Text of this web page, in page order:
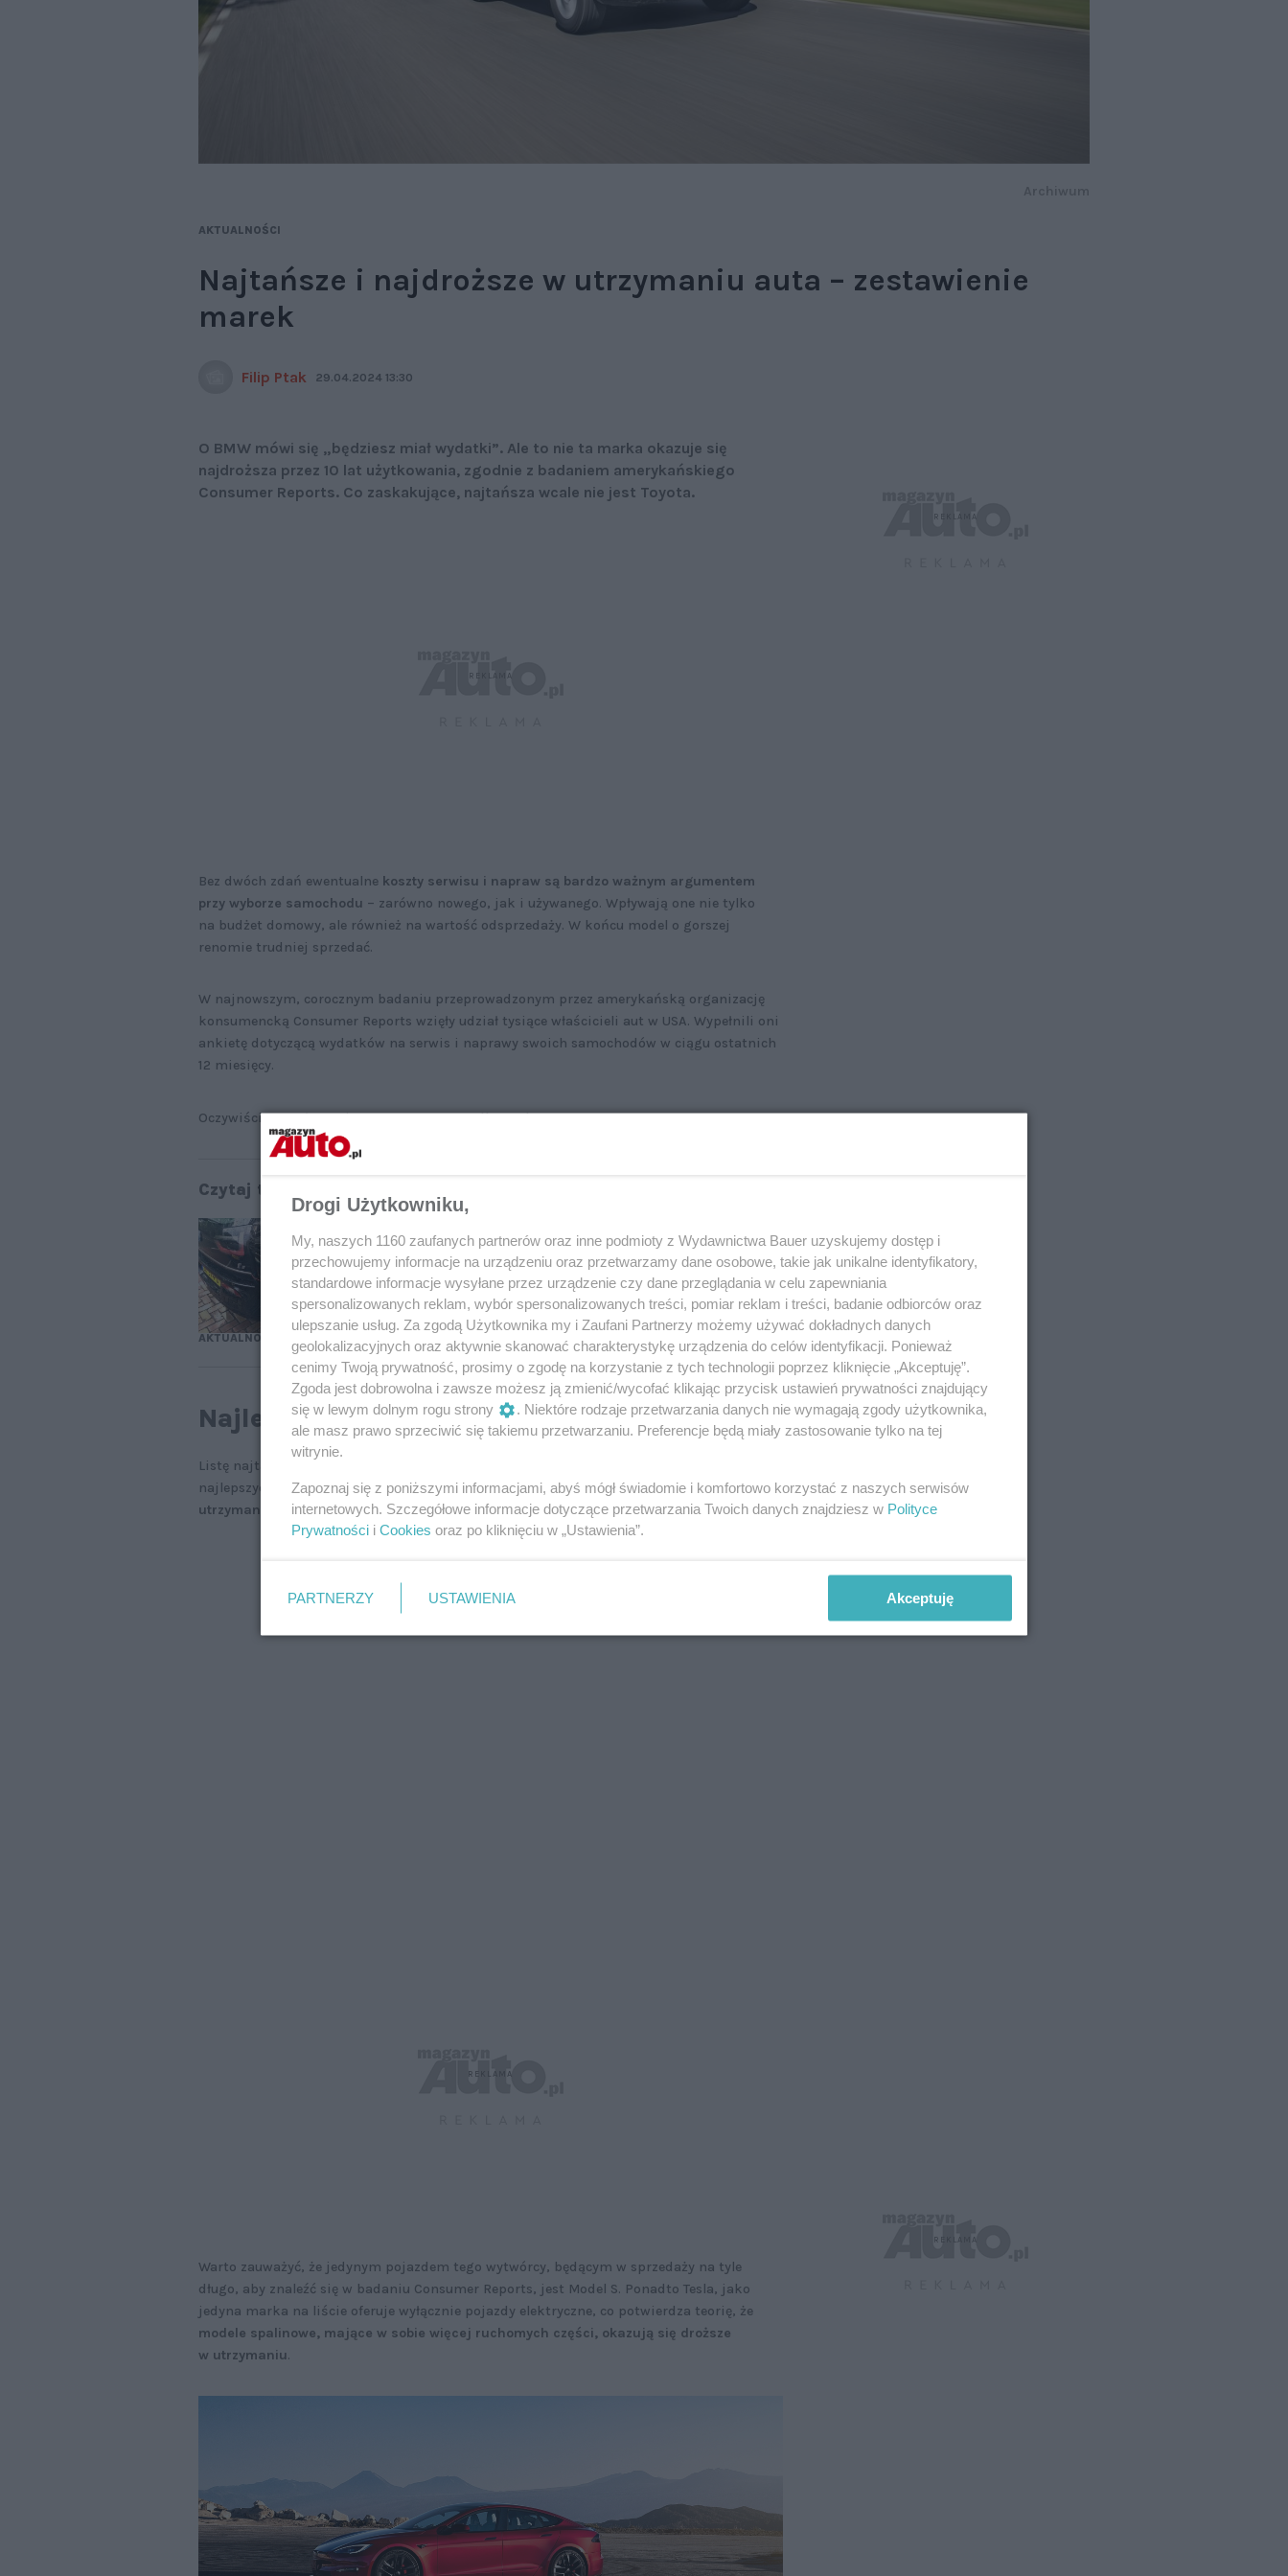
AKTUALNOŚCI
Najtańsze i najdroższe w utrzymaniu auta – zestawienie
marek
Filip Ptak 29.04.2024 13:30
O BMW mówi się „będziesz miał wydatki”. Ale to nie ta marka okazuje się
najdroższa przez 10 lat użytkowania, zgodnie z badaniem amerykańskiego
Consumer Reports. Co zaskakujące, najtańsza wcale nie jest Toyota.
Bez dwóch zdań ewentualne koszty serwisu i napraw są bardzo ważnym argumentem
przy wyborze samochodu – zarówno nowego, jak i używanego. Wpływają one nie tylko
na budżet domowy, ale również na wartość odsprzedaży. W końcu model o gorszej
renomie trudniej sprzedać.
W najnowszym, corocznym badaniu przeprowadzonym przez amerykańską organizację
konsumencką Consumer Reports wzięły udział tysiące właścicieli aut w USA. Wypełnili oni
ankietę dotyczącą wydatków na serwis i naprawy swoich samochodów w ciągu ostatnich
12 miesięcy.
Oczywiście, z wyłączeniem napraw powypadkowych.
Czytaj także:
AKTUALNOŚCI
Uszkodzone auta elektryczne zamiast
do warsztatów nadal często trafiają na złom
Najlepsza Tesla
Listę najtańszych marek zdominowali producenci amerykańscy, zajmując 4 z 5
najlepszych lokat.Bezkonkurencyjna okazała się Tesla, w przypadku której średni koszt
utrzymania w ciągu 10 lat eksploatacji wynosi 4035 dolarów (ok. 16 200 zł).
Warto zauważyć, że jedynym pojazdem tego wytwórcy, będącym w sprzedaży na tyle
długo, aby znaleźć się w badaniu Consumer Reports, jest Model S. Ponadto Tesla, jako
jedyna marka na liście oferuje wyłącznie pojazdy elektryczne, co potwierdza teorię, że
modele spalinowe, mające w sobie więcej ruchomych części, okazują się droższe
w utrzymaniu.
Drogi Użytkowniku,
My, naszych 1160 zaufanych partnerów oraz inne podmioty z Wydawnictwa Bauer uzyskujemy dostęp i
przechowujemy informacje na urządzeniu oraz przetwarzamy dane osobowe, takie jak unikalne identyfikatory,
standardowe informacje wysyłane przez urządzenie czy dane przeglądania w celu zapewniania
spersonalizowanych reklam, wybór spersonalizowanych treści, pomiar reklam i treści, badanie odbiorców oraz
ulepszanie usług. Za zgodą Użytkownika my i Zaufani Partnerzy możemy używać dokładnych danych
geolokalizacyjnych oraz aktywnie skanować charakterystykę urządzenia do celów identyfikacji. Ponieważ
cenimy Twoją prywatność, prosimy o zgodę na korzystanie z tych technologii poprzez kliknięcie „Akceptuję”.
Zgoda jest dobrowolna i zawsze możesz ją zmienić/wycofać klikając przycisk ustawień prywatności znajdujący
się w lewym dolnym rogu strony
. Niektóre rodzaje przetwarzania danych nie wymagają zgody użytkownika,
ale masz prawo sprzeciwić się takiemu przetwarzaniu. Preferencje będą miały zastosowanie tylko na tej
witrynie.
Zapoznaj się z poniższymi informacjami, abyś mógł świadomie i komfortowo korzystać z naszych serwisów
internetowych. Szczegółowe informacje dotyczące przetwarzania Twoich danych znajdziesz w Polityce
Prywatności i Cookies oraz po kliknięciu w „Ustawienia”.
PARTNERZY USTAWIENIA Akceptuję